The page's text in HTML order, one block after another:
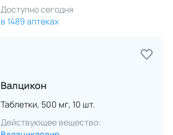
Доступно сегодня
в 1489 аптеках
Валцикон
Таблетки, 500 мг, 10 шт.
Действующее вещество: